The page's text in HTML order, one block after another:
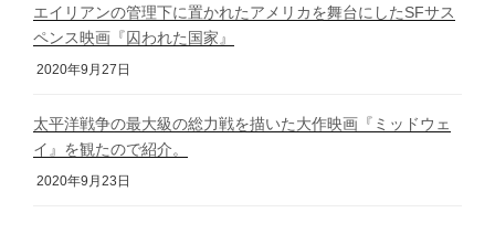
エイリアンの管理下に置かれたアメリカを舞台にしたSFサス
ペンス映画『囚われた国家』
2020年9月27日
太平洋戦争の最大級の総力戦を描いた大作映画『ミッドウェ
イ』を観たので紹介。
2020年9月23日